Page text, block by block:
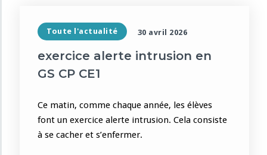
Toute l'actualité 30 avril 2026
exercice alerte intrusion en
GS CP CE1
Ce matin, comme chaque année, les élèves
font un exercice alerte intrusion. Cela consiste
à se cacher et s’enfermer.